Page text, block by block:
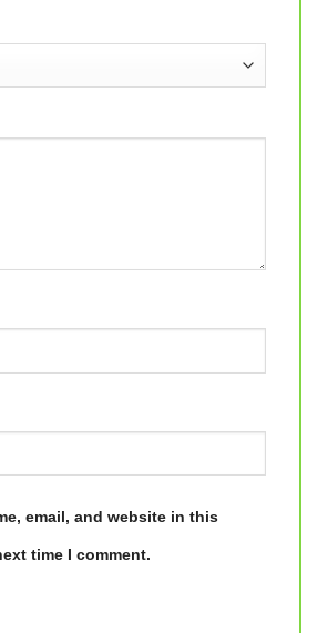
email, and website in this
time I comment.